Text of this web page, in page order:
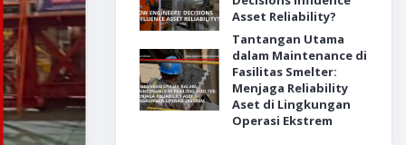
Asset Reliability?
Tantangan Utama
dalam Maintenance di
Fasilitas Smelter:
Menjaga Reliability
Aset di Lingkungan
Operasi Ekstrem